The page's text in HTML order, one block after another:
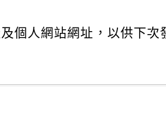
個人網站網址，以供下次